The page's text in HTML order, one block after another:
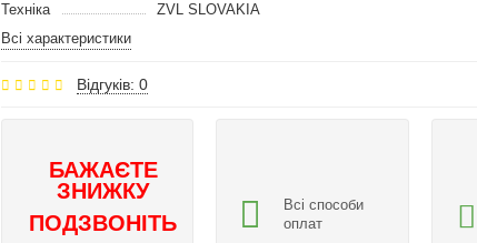
Техніка
ZVL SLOVAKIA
Всі характеристики
Відгуків: 0
БАЖАЄТЕ
ЗНИЖКУ
ПОДЗВОНІТЬ
Всі способи
оплат